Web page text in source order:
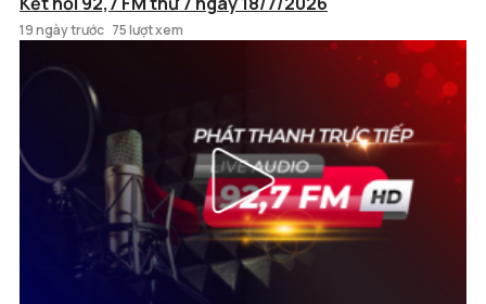
19 ngày trước 75 lượt xem